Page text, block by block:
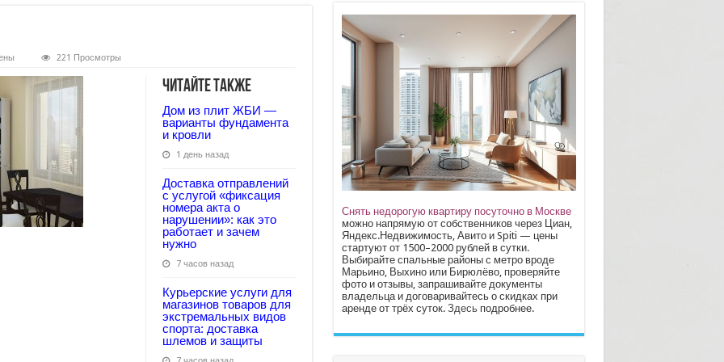
221 Просмотры
Читайте также
Дом из плит ЖБИ —
варианты фундамента
и кровли
1 день назад
Доставка отправлений
с услугой «фиксация
номера акта о
нарушении»: как это
работает и зачем
нужно
7 часов назад
Курьерские услуги для
магазинов товаров для
экстремальных видов
спорта: доставка
шлемов и защиты
Снять недорогую квартиру посуточно в Москве
можно напрямую от собственников через Циан,
Яндекс.Недвижимость, Авито и Spiti — цены
стартуют от 1500–2000 рублей в сутки.
Выбирайте спальные районы с метро вроде
Марьино, Выхино или Бирюлёво, проверяйте
фото и отзывы, запрашивайте документы
владельца и договаривайтесь о скидках при
аренде от трёх суток. Здесьподробнее.